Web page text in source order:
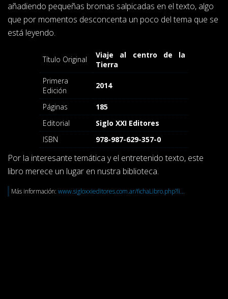
añadiendo pequeñas bromas salpicadas en el texto, algo
que por momentos desconcenta un poco del tema que se
está leyendo.
Título Original
Viaje al centro de la
Tierra
Primera
Edición
2014
Páginas
185
Editorial
Siglo XXI Editores
ISBN
978-987-629-357-0
Por la interesante temática y el entretenido texto, este
libro merece un lugar en nustra biblioteca.
Más información: www.sigloxxieditores.com.ar/fichaLibro.php?li...